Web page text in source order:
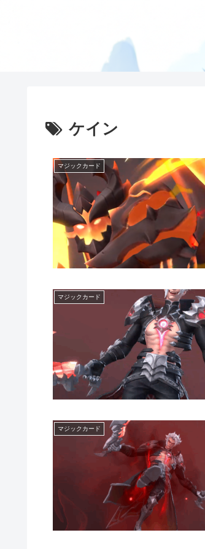
ケイン
マジックカード
マジックカード
マジックカード